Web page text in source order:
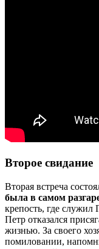
Второе свидание
Вторая встреча
была в самом
крепость, где служил
Петр отказался
жизнью. За своего
помиловании,